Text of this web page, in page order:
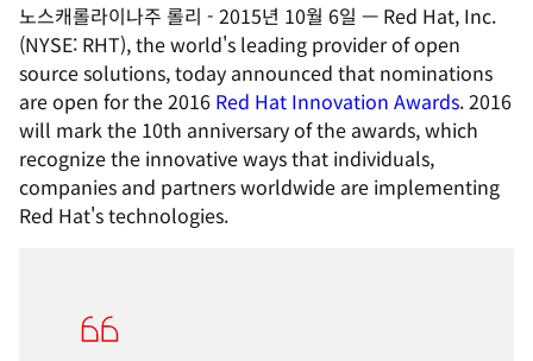
노스캐롤라이나주 롤리 - 2015년 10월 6일 — Red Hat, Inc.
(NYSE: RHT), the world's leading provider of open
source solutions, today announced that nominations
are open for the 2016 Red Hat Innovation Awards. 2016
will mark the 10th anniversary of the awards, which
recognize the innovative ways that individuals,
companies and partners worldwide are implementing
Red Hat's technologies.